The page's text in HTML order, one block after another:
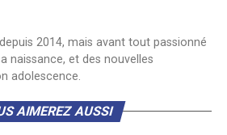
2014, mais avant tout passionné
naissance, et des nouvelles
adolescence.
AIMEREZ AUSSI